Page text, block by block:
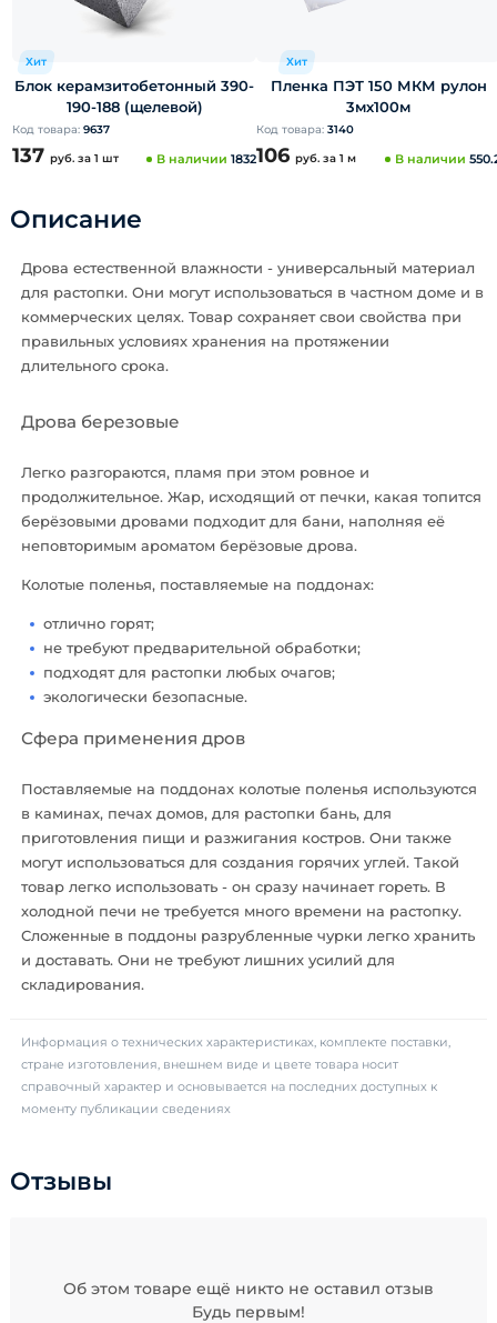
Хит
Блок керамзитобетонный 390-
190-188 (щелевой)
Код товара: 9637
137 руб. за 1 шт В наличии 1832
Хит
Пленка ПЭТ 150 МКМ рулон
3мх100м
Код товара: 3140
106 руб. за 1 м В наличии
Описание
Дрова естественной влажности - универсальный материал
для растопки. Они могут использоваться в частном доме и в
коммерческих целях. Товар сохраняет свои свойства при
правильных условиях хранения на протяжении
длительного срока.
Дрова березовые
Легко разгораются, пламя при этом ровное и
продолжительное. Жар, исходящий от печки, какая топится
берёзовыми дровами подходит для бани, наполняя её
неповторимым ароматом берёзовые дрова.
Колотые поленья, поставляемые на поддонах:
отлично горят;
не требуют предварительной обработки;
подходят для растопки любых очагов;
экологически безопасные.
Сфера применения дров
Поставляемые на поддонах колотые поленья используются
в каминах, печах домов, для растопки бань, для
приготовления пищи и разжигания костров. Они также
могут использоваться для создания горячих углей. Такой
товар легко использовать - он сразу начинает гореть. В
холодной печи не требуется много времени на растопку.
Сложенные в поддоны разрубленные чурки легко хранить
и доставать. Они не требуют лишних усилий для
складирования.
Информация о технических характеристиках, комплекте поставки,
стране изготовления, внешнем виде и цвете товара носит
справочный характер и основывается на последних доступных к
моменту публикации сведениях
Отзывы
Об этом товаре ещё никто не оставил отзыв
Будь первым!